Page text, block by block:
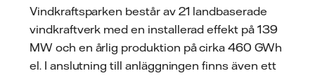
Vindkraftsparken består av 21 landbaserade
vindkraftverk med en installerad effekt på 139
MW och en årlig produktion på cirka 460 GWh
el. I anslutning till anläggningen finns även ett